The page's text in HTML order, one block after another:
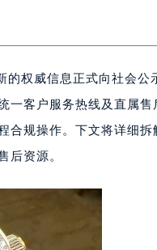
需提前预约）
1304室（需提前预约）
A1座办公楼14层07室（
1508室（需提前预约）
楼15层07室（需提前预约
提前预约）
需提前预约）
权威信息正式向社会公
一客户服务热线及直属售
合规操作。下文将详细拆
后资源。